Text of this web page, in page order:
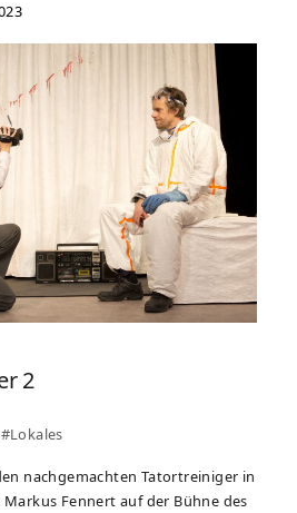
2
#Lokales
nachgemachten Tatortreiniger in
Fennert auf der Bühne des